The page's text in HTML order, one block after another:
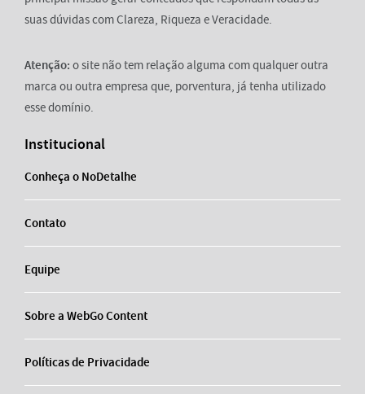
suas dúvidas com Clareza, Riqueza e Veracidade.
Atenção: o site não tem relação alguma com qualquer outra
marca ou outra empresa que, porventura, já tenha utilizado
esse domínio.
Institucional
Conheça o NoDetalhe
Contato
Equipe
Sobre a WebGo Content
Políticas de Privacidade